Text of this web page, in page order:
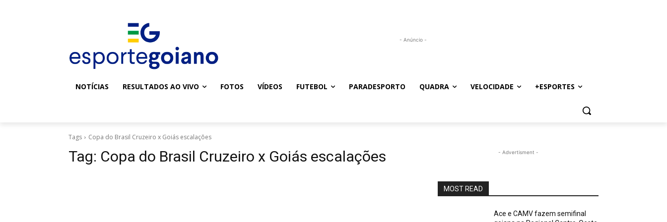
- Anúncio -
NOTÍCIAS RESULTADOS AO VIVO FOTOS VÍDEOS FUTEBOL PARADESPORTO QUADRA VELOCIDADE +ESPORTES
Tags Copa do Brasil Cruzeiro x Goiás escalações
Tag: Copa do Brasil Cruzeiro x Goiás escalações - Advertisment -
MOST READ
Ace e CAMV fazem semifinal